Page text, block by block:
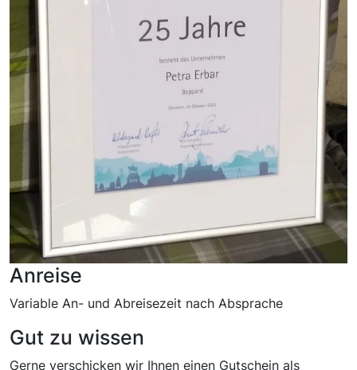
Anreise
Variable An- und Abreisezeit nach Absprache
Gut zu wissen
Gerne verschicken wir Ihnen einen Gutschein als